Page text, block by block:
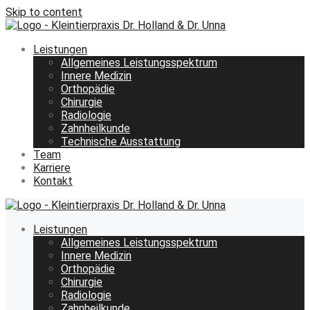
Skip to content
Leistungen
Allgemeines Leistungsspektrum
Innere Medizin
Orthopädie
Chirurgie
Radiologie
Zahnheilkunde
Technische Ausstattung
Team
Karriere
Kontakt
Leistungen
Allgemeines Leistungsspektrum
Innere Medizin
Orthopädie
Chirurgie
Radiologie